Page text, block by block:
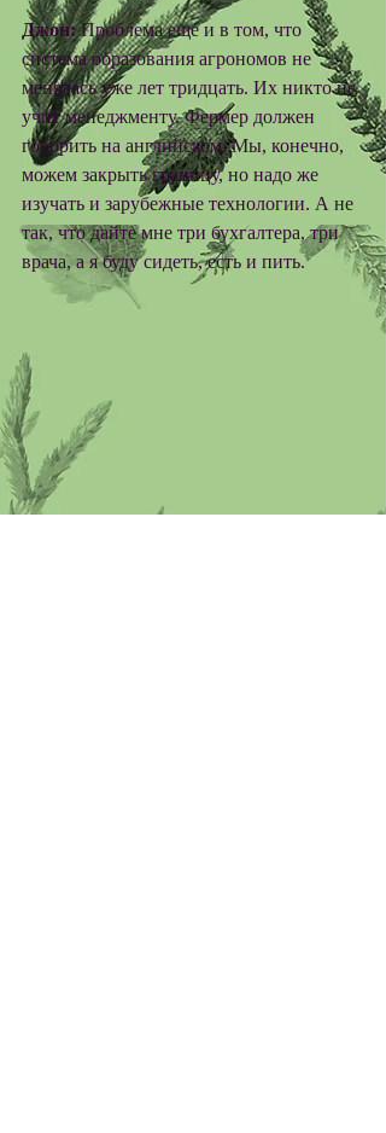
Джон: Проблема еще и в том, что
система образования агрономов не
менялась уже лет тридцать. Их никто не
учит менеджменту. Фермер должен
говорить на английском. Мы, конечно,
можем закрыть границу, но надо же
изучать и зарубежные технологии. А не
так, что дайте мне три бухгалтера, три
врача, а я буду сидеть, есть и пить.